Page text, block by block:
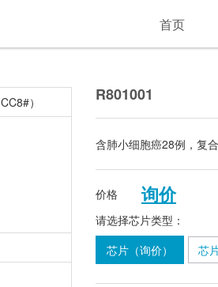
首页
） R801001
含肺小细胞癌28例，复
价格 询价
请选择芯片类型：
芯片（询价）
芯